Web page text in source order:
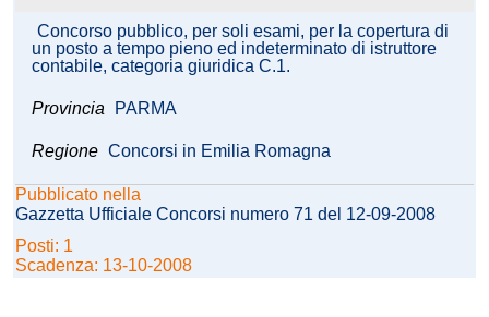
Concorso pubblico, per soli esami, per la copertura di
un posto a tempo pieno ed indeterminato di istruttore
contabile, categoria giuridica C.1.
Provincia PARMA
Regione Concorsi in Emilia Romagna
Pubblicato nella
Gazzetta Ufficiale Concorsi numero 71 del 12-09-2008
Posti: 1
Scadenza: 13-10-2008